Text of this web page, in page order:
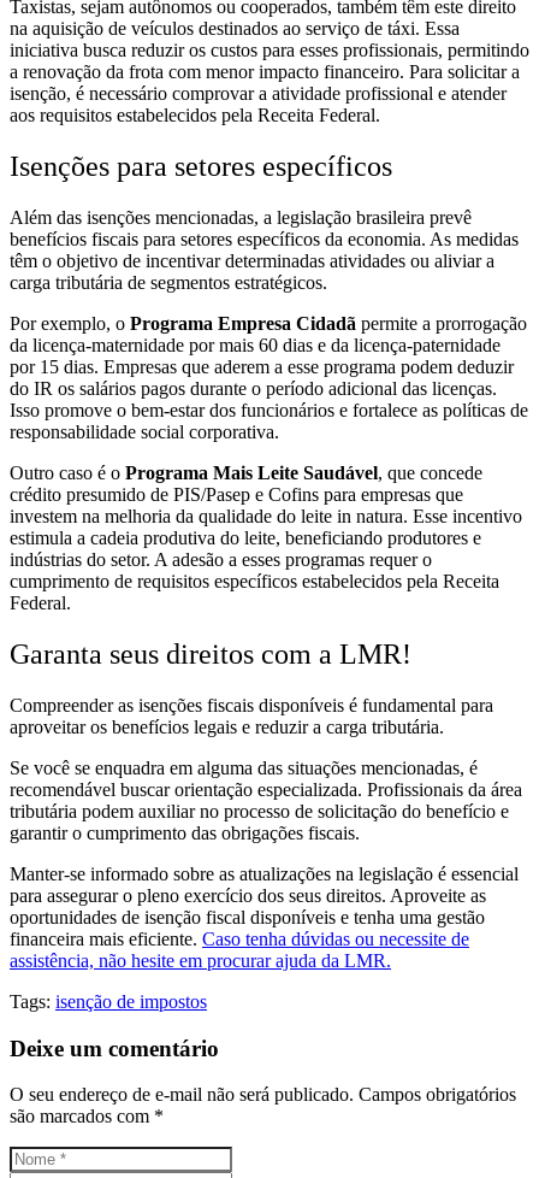
Taxistas, sejam autônomos ou cooperados, também têm este direito
na aquisição de veículos destinados ao serviço de táxi. Essa
iniciativa busca reduzir os custos para esses profissionais, permitindo
a renovação da frota com menor impacto financeiro. Para solicitar a
isenção, é necessário comprovar a atividade profissional e atender
aos requisitos estabelecidos pela Receita Federal.
Isenções para setores específicos
Além das isenções mencionadas, a legislação brasileira prevê
benefícios fiscais para setores específicos da economia. As medidas
têm o objetivo de incentivar determinadas atividades ou aliviar a
carga tributária de segmentos estratégicos.
Por exemplo, o Programa Empresa Cidadã permite a prorrogação
da licença-maternidade por mais 60 dias e da licença-paternidade
por 15 dias. Empresas que aderem a esse programa podem deduzir
do IR os salários pagos durante o período adicional das licenças.
Isso promove o bem-estar dos funcionários e fortalece as políticas de
responsabilidade social corporativa.
Outro caso é o Programa Mais Leite Saudável, que concede
crédito presumido de PIS/Pasep e Cofins para empresas que
investem na melhoria da qualidade do leite in natura. Esse incentivo
estimula a cadeia produtiva do leite, beneficiando produtores e
indústrias do setor. A adesão a esses programas requer o
cumprimento de requisitos específicos estabelecidos pela Receita
Federal.
Garanta seus direitos com a LMR!
Compreender as isenções fiscais disponíveis é fundamental para
aproveitar os benefícios legais e reduzir a carga tributária.
Se você se enquadra em alguma das situações mencionadas, é
recomendável buscar orientação especializada. Profissionais da área
tributária podem auxiliar no processo de solicitação do benefício e
garantir o cumprimento das obrigações fiscais.
Manter-se informado sobre as atualizações na legislação é essencial
para assegurar o pleno exercício dos seus direitos. Aproveite as
oportunidades de isenção fiscal disponíveis e tenha uma gestão
financeira mais eficiente. Caso tenha dúvidas ou necessite de
assistência, não hesite em procurar ajuda da LMR.
Tags: isenção de impostos
Deixe um comentário
O seu endereço de e-mail não será publicado. Campos obrigatórios
são marcados com *